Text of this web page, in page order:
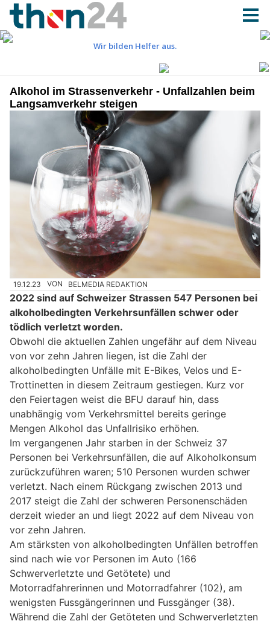
Alkohol im Strassenverkehr - Unfallzahlen beim
Langsamverkehr steigen
19.12.23 VON BELMEDIA REDAKTION
2022 sind auf Schweizer Strassen 547 Personen bei
alkoholbedingten Verkehrsunfällen schwer oder
tödlich verletzt worden.
Obwohl die aktuellen Zahlen ungefähr auf dem Niveau
von vor zehn Jahren liegen, ist die Zahl der
alkoholbedingten Unfälle mit E-Bikes, Velos und E-
Trottinetten in diesem Zeitraum gestiegen. Kurz vor
den Feiertagen weist die BFU darauf hin, dass
unabhängig vom Verkehrsmittel bereits geringe
Mengen Alkohol das Unfallrisiko erhöhen.
Im vergangenen Jahr starben in der Schweiz 37
Personen bei Verkehrsunfällen, die auf Alkoholkonsum
zurückzuführen waren; 510 Personen wurden schwer
verletzt. Nach einem Rückgang zwischen 2013 und
2017 steigt die Zahl der schweren Personenschäden
derzeit wieder an und liegt 2022 auf dem Niveau von
vor zehn Jahren.
Am stärksten von alkoholbedingten Unfällen betroffen
sind nach wie vor Personen im Auto (166
Schwerverletzte und Getötete) und
Motorradfahrerinnen und Motorradfahrer (102), am
wenigsten Fussgängerinnen und Fussgänger (38).
Während die Zahl der Getöteten und Schwerverletzten